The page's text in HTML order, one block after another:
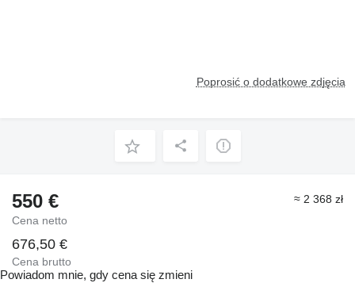
Poprosić o dodatkowe zdjęcia
550 €
Cena netto
≈ 2 368 zł
676,50 €
Cena brutto
Powiadom mnie, gdy cena się zmieni